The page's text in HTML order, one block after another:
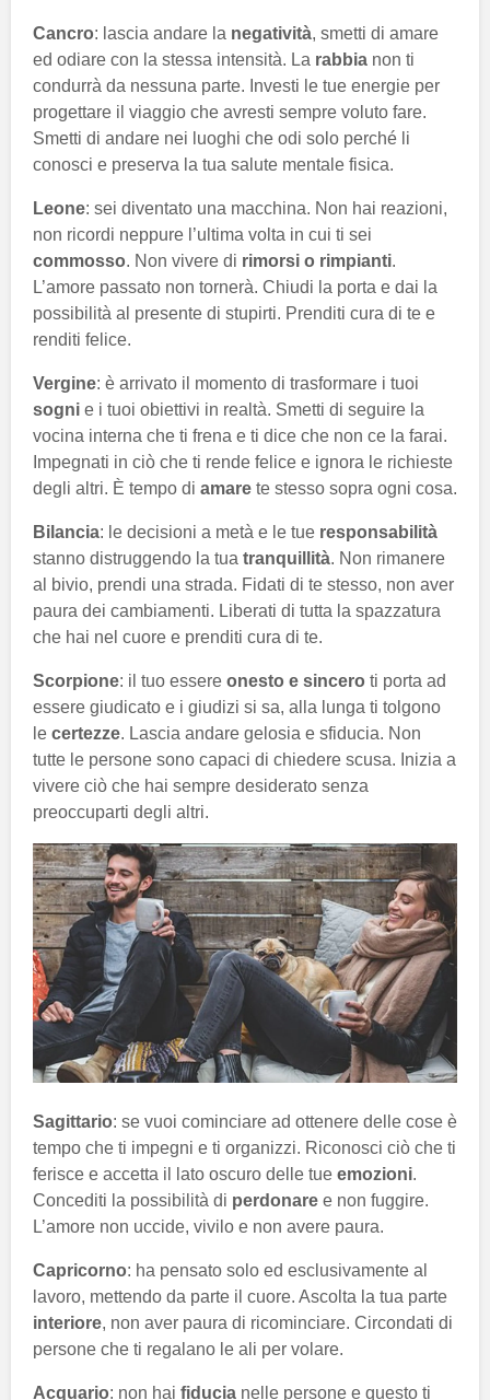
Cancro: lascia andare la negatività, smetti di amare
ed odiare con la stessa intensità. La rabbia non ti
condurrà da nessuna parte. Investi le tue energie per
progettare il viaggio che avresti sempre voluto fare.
Smetti di andare nei luoghi che odi solo perché li
conosci e preserva la tua salute mentale fisica.
Leone: sei diventato una macchina. Non hai reazioni,
non ricordi neppure l’ultima volta in cui ti sei
commosso. Non vivere di rimorsi o rimpianti.
L’amore passato non tornerà. Chiudi la porta e dai la
possibilità al presente di stupirti. Prenditi cura di te e
renditi felice.
Vergine: è arrivato il momento di trasformare i tuoi
sogni e i tuoi obiettivi in realtà. Smetti di seguire la
vocina interna che ti frena e ti dice che non ce la farai.
Impegnati in ciò che ti rende felice e ignora le richieste
degli altri. È tempo di amare te stesso sopra ogni cosa.
Bilancia: le decisioni a metà e le tue responsabilità
stanno distruggendo la tua tranquillità. Non rimanere
al bivio, prendi una strada. Fidati di te stesso, non aver
paura dei cambiamenti. Liberati di tutta la spazzatura
che hai nel cuore e prenditi cura di te.
Scorpione: il tuo essere onesto e sincero ti porta ad
essere giudicato e i giudizi si sa, alla lunga ti tolgono
le certezze. Lascia andare gelosia e sfiducia. Non
tutte le persone sono capaci di chiedere scusa. Inizia a
vivere ciò che hai sempre desiderato senza
preoccuparti degli altri.
Sagittario: se vuoi cominciare ad ottenere delle cose è
tempo che ti impegni e ti organizzi. Riconosci ciò che ti
ferisce e accetta il lato oscuro delle tue emozioni.
Concediti la possibilità di perdonare e non fuggire.
L’amore non uccide, vivilo e non avere paura.
Capricorno: ha pensato solo ed esclusivamente al
lavoro, mettendo da parte il cuore. Ascolta la tua parte
interiore, non aver paura di ricominciare. Circondati di
persone che ti regalano le ali per volare.
Acquario: non hai fiducia nelle persone e questo ti